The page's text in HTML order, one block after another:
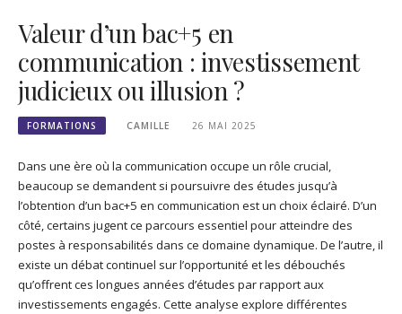
Valeur d’un bac+5 en
communication : investissement
judicieux ou illusion ?
FORMATIONS CAMILLE 26 MAI 2025
Dans une ère où la communication occupe un rôle crucial,
beaucoup se demandent si poursuivre des études jusqu’à
l’obtention d’un bac+5 en communication est un choix éclairé. D’un
côté, certains jugent ce parcours essentiel pour atteindre des
postes à responsabilités dans ce domaine dynamique. De l’autre, il
existe un débat continuel sur l’opportunité et les débouchés
qu’offrent ces longues années d’études par rapport aux
investissements engagés. Cette analyse explore différentes